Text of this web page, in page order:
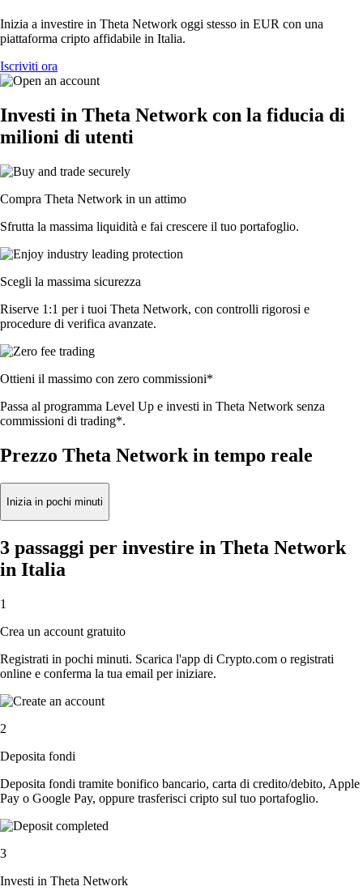
Inizia a investire in Theta Network oggi stesso in EUR con una
piattaforma cripto affidabile in Italia.
Iscriviti ora
Investi in Theta Network con la fiducia di
milioni di utenti
Compra Theta Network in un attimo
Sfrutta la massima liquidità e fai crescere il tuo portafoglio.
Scegli la massima sicurezza
Riserve 1:1 per i tuoi Theta Network, con controlli rigorosi e
procedure di verifica avanzate.
Ottieni il massimo con zero commissioni*
Passa al programma Level Up e investi in Theta Network senza
commissioni di trading*.
Prezzo Theta Network in tempo reale
Inizia in pochi minuti
3 passaggi per investire in Theta Network
in Italia
1
Crea un account gratuito
Registrati in pochi minuti. Scarica l'app di Crypto.com o registrati
online e conferma la tua email per iniziare.
2
Deposita fondi
Deposita fondi tramite bonifico bancario, carta di credito/debito, Apple
Pay o Google Pay, oppure trasferisci cripto sul tuo portafoglio.
3
Investi in Theta Network